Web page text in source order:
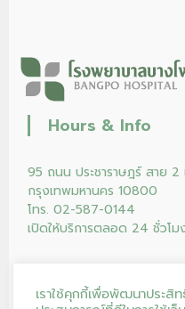
Hours & Info
95 ถนน ประชาราษฎร์ สาย
กรุงเทพมหานคร 10800
โทร. 02-587-0144
เปิดให้บริการตลอด 24 ชั่วโม
เราใช้คุกกี้เพื่อพัฒนาประสิ